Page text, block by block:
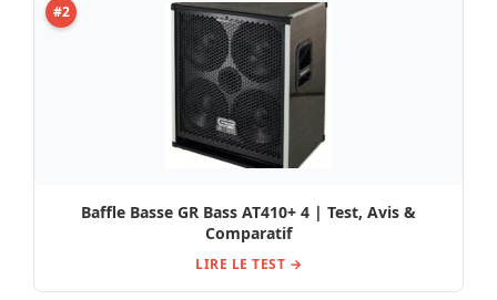
#2
Baffle Basse GR Bass AT410+ 4 | Test, Avis &
Comparatif
LIRE LE TEST →